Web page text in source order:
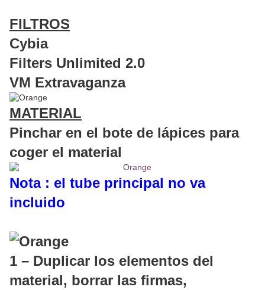
FILTROS
Cybia
Filters Unlimited 2.0
VM Extravaganza
MATERIAL
Pinchar en el bote de lápices para
coger el material
Nota : el tube principal no va
incluido
1 – Duplicar los elementos del
material, borrar las firmas,